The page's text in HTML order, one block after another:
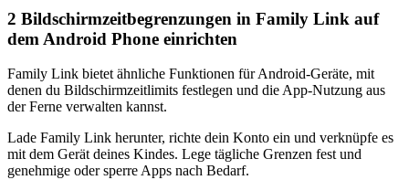
2 Bildschirmzeitbegrenzungen in Family Link auf
dem Android Phone einrichten
Family Link bietet ähnliche Funktionen für Android-Geräte, mit
denen du Bildschirmzeitlimits festlegen und die App-Nutzung aus
der Ferne verwalten kannst.
Lade Family Link herunter, richte dein Konto ein und verknüpfe es
mit dem Gerät deines Kindes. Lege tägliche Grenzen fest und
genehmige oder sperre Apps nach Bedarf.